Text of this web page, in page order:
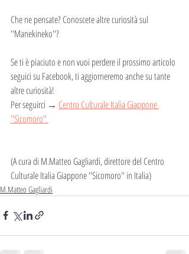
Che ne pensate? Conoscete altre curiosità sul
''Manekineko''?
Se ti è piaciuto e non vuoi perdere il prossimo articolo
seguici su Facebook, ti aggiorneremo anche su tante
altre curiosità!
Per seguirci → Centro Culturale Italia Giappone
''Sicomoro''
(A cura di M.Matteo Gagliardi, direttore del Centro
Culturale Italia Giappone ''Sicomoro'' in Italia)
M.Matteo Gagliardi